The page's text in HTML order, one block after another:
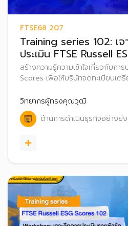
FTSE68 207
Training series 102: เจ
ประเมิน FTSE Russell
สร้างความรู้ความเข้าใจเกี่ยวกับกา
Scores เพื่อให้บริษัทจดทะเบียนเ
Scores สู่สาธารณะ ตั้งแต่ปี 2569 เ
วิทยากรผู้ทรงคุณวุฒิ
ด้านการดำเนินธุรกิจอย่างยั่